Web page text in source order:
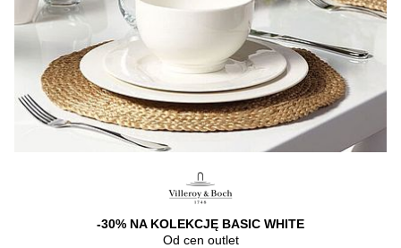
-30% NA KOLEKCJĘ BASIC WHITE
Od cen outlet